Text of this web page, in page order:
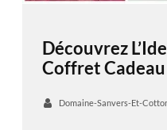
Découvrez
Coffret Cadeau
Domaine-Sanvers-Et-